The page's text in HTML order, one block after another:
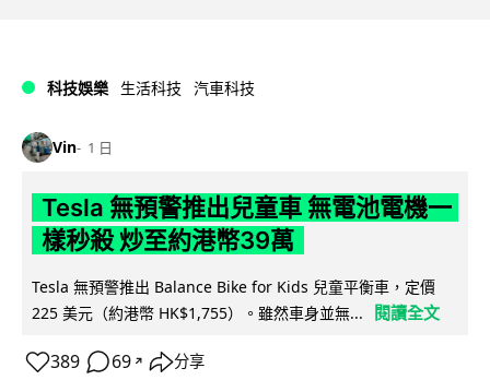
科技娛樂 生活科技 汽車科技
Vin 1 日
Tesla 無預警推出兒童車 無電池電機一
樣秒殺 炒至約港幣39萬
Tesla 無預警推出 Balance Bike for Kids 兒童平衡車，定價
225 美元（約港幣 HK$1,755）。雖然車身並無...
閱讀全文
389 69 ↗ 分享